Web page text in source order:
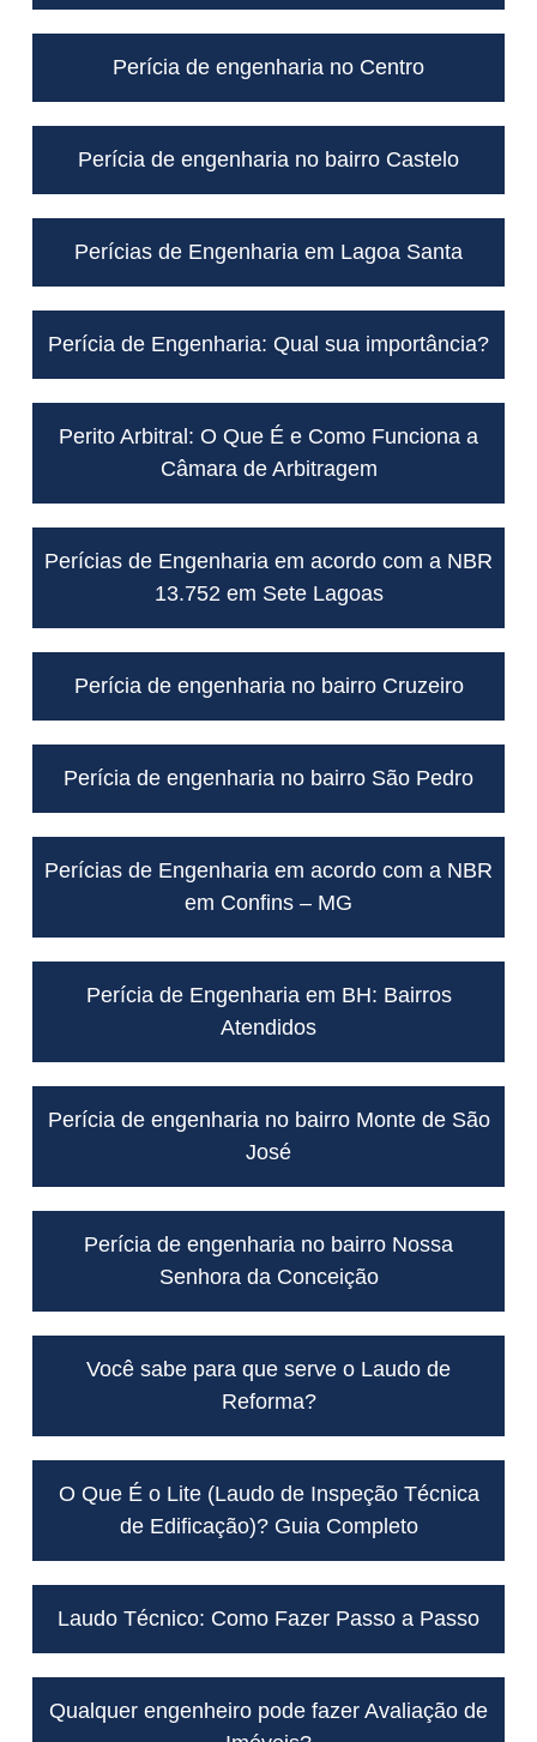
Perícia de engenharia no Centro
Perícia de engenharia no bairro Castelo
Perícias de Engenharia em Lagoa Santa
Perícia de Engenharia: Qual sua importância?
Perito Arbitral: O Que É e Como Funciona a
Câmara de Arbitragem
Perícias de Engenharia em acordo com a NBR
13.752 em Sete Lagoas
Perícia de engenharia no bairro Cruzeiro
Perícia de engenharia no bairro São Pedro
Perícias de Engenharia em acordo com a NBR
em Confins – MG
Perícia de Engenharia em BH: Bairros
Atendidos
Perícia de engenharia no bairro Monte de São
José
Perícia de engenharia no bairro Nossa
Senhora da Conceição
Você sabe para que serve o Laudo de
Reforma?
O Que É o Lite (Laudo de Inspeção Técnica
de Edificação)? Guia Completo
Laudo Técnico: Como Fazer Passo a Passo
Qualquer engenheiro pode fazer Avaliação de